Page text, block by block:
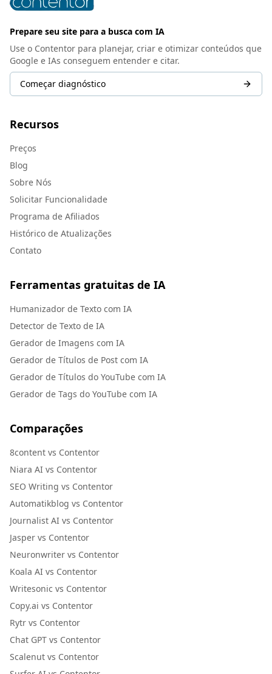
Prepare seu site para a busca com IA
Use o Contentor para planejar, criar e otimizar conteúdos que
Google e IAs conseguem entender e citar.
Começar diagnóstico
Recursos
Preços
Blog
Sobre Nós
Solicitar Funcionalidade
Programa de Afiliados
Histórico de Atualizações
Contato
Ferramentas gratuitas de IA
Humanizador de Texto com IA
Detector de Texto de IA
Gerador de Imagens com IA
Gerador de Títulos de Post com IA
Gerador de Títulos do YouTube com IA
Gerador de Tags do YouTube com IA
Comparações
8content vs Contentor
Niara AI vs Contentor
SEO Writing vs Contentor
Automatikblog vs Contentor
Journalist AI vs Contentor
Jasper vs Contentor
Neuronwriter vs Contentor
Koala AI vs Contentor
Writesonic vs Contentor
Copy.ai vs Contentor
Rytr vs Contentor
Chat GPT vs Contentor
Scalenut vs Contentor